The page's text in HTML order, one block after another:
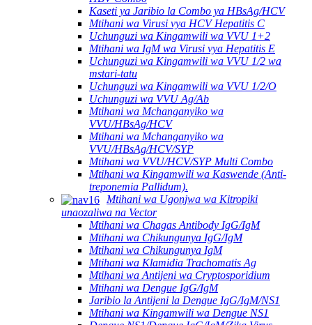
Kaseti ya Jaribio la Combo ya HBsAg/HCV
Mtihani wa Virusi vya HCV Hepatitis C
Uchunguzi wa Kingamwili wa VVU 1+2
Mtihani wa IgM wa Virusi vya Hepatitis E
Uchunguzi wa Kingamwili wa VVU 1/2 wa
mstari-tatu
Uchunguzi wa Kingamwili wa VVU 1/2/O
Uchunguzi wa VVU Ag/Ab
Mtihani wa Mchanganyiko wa
VVU/HBsAg/HCV
Mtihani wa Mchanganyiko wa
VVU/HBsAg/HCV/SYP
Mtihani wa VVU/HCV/SYP Multi Combo
Mtihani wa Kingamwili wa Kaswende (Anti-
treponemia Pallidum).
Mtihani wa Ugonjwa wa Kitropiki
unaozaliwa na Vector
Mtihani wa Chagas Antibody IgG/IgM
Mtihani wa Chikungunya IgG/IgM
Mtihani wa Chikungunya IgM
Mtihani wa Klamidia Trachomatis Ag
Mtihani wa Antijeni wa Cryptosporidium
Mtihani wa Dengue IgG/IgM
Jaribio la Antijeni la Dengue IgG/IgM/NS1
Mtihani wa Kingamwili wa Dengue NS1